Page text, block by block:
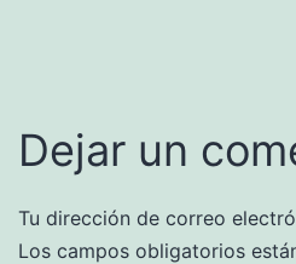
Dejar un
Tu dirección de correo
Los campos obligatorios